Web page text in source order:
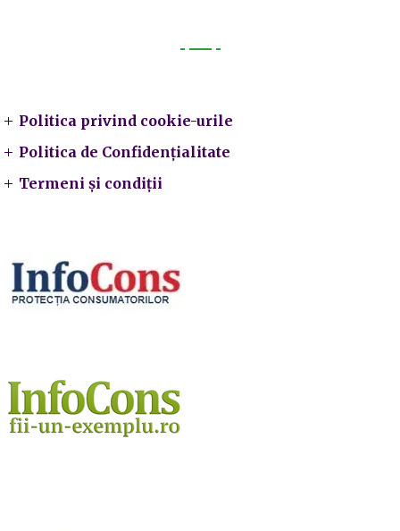
Politica privind cookie-urile
Politica de Confidențialitate
Termeni și condiții